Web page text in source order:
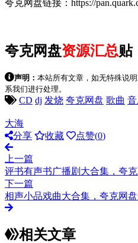
夸克网盘链接：https://
夸克网盘资源汇总贴
声明： 本站所有文章，如无特殊说
系我们进行处理。
CD dj 发烧 夸克网盘 歌曲
大海
分享
收藏 点赞(0)
上一篇
评书有声书广播剧大合集，夸
下一篇
相声小品戏曲大合集，夸克网
相关文章